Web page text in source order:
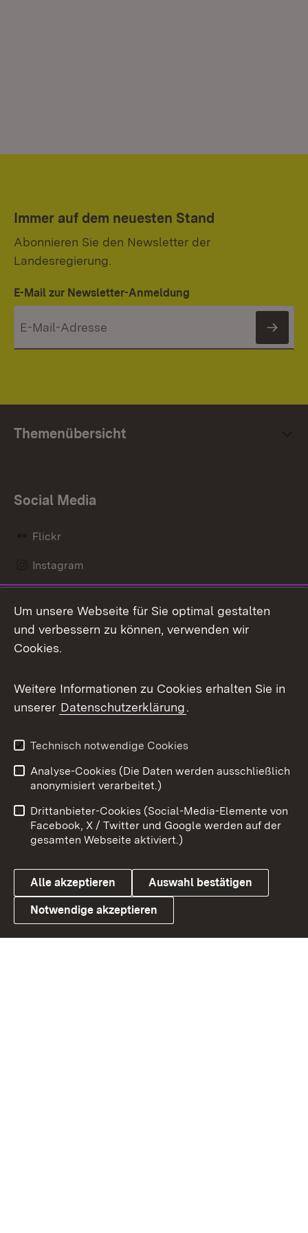
Immer auf dem neuesten Stand
Abonnieren Sie den Newsletter der
Landesregierung.
E-Mail zur Newsletter-Anmeldung
Themenübersicht
Social Media
Flickr
Instagram
Mastodon
Messenger
Social Wall
X / Twitter
Youtube
Link zum Landesportal
Benutzungshinweise
Barrierefreiheit
Datenschutz
Cookies
Um unsere Webseite für Sie optimal gestalten
und verbessern zu können, verwenden wir
Cookies.
Weitere Informationen zu Cookies erhalten Sie in
unserer Datenschutzerklärung.
Technisch notwendige Cookies
Analyse-Cookies (Die Daten werden ausschließlich
anonymisiert verarbeitet.)
Drittanbieter-Cookies (Social-Media-Elemente von
Facebook, X / Twitter und Google werden auf der
gesamten Webseite aktiviert.)
Alle akzeptieren Auswahl bestätigen
Notwendige akzeptieren